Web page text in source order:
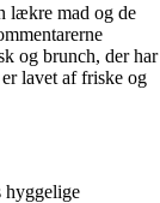
lækre mad og de
og brunch, der har
lavet af friske og
hyggelige